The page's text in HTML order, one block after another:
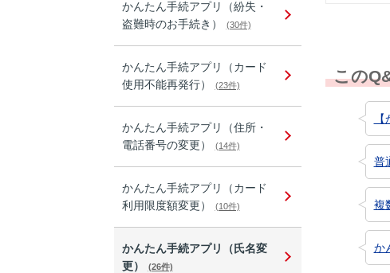
かんたん手続アプリ（紛失・
盗難時のお手続き）
(30件)
かんたん手続アプリ（カード
使用不能再発行）
(23件)
かんたん手続アプリ（住所・
電話番号の変更）
(14件)
かんたん手続アプリ（カード
利用限度額変更）
(10件)
かんたん手続アプリ（氏名変
更）
(26件)
この
普
複
か